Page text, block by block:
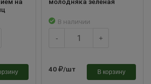
В наличии
- +
40 /шт В корзину